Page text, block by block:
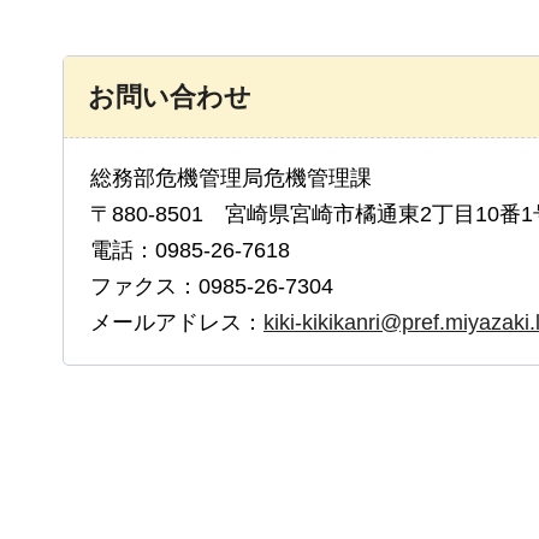
お問い合わせ
総務部危機管理局危機管理課
〒880-8501 宮崎県宮崎市橘通東2丁目10番1
電話：0985-26-7618
ファクス：0985-26-7304
メールアドレス： kiki-